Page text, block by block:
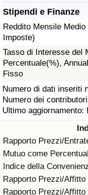
Stipendi e Finanze
Reddito Mensile
Imposte)
Tasso di Interesse del
Percentuale(%),
Fisso
Numero di dati inseriti
Numero dei
Ultimo aggiornamento:
Rapporto Prezzi/
Mutuo come
Indice della
Rapporto Prezzi/
Rapporto Prezzi/
Indice
Indice
Indice
Nazione
Inquinamento
Indice
Indice di
Indice